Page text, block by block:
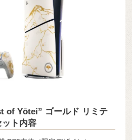
of Yōtei” ゴールド リミテ
ット内容